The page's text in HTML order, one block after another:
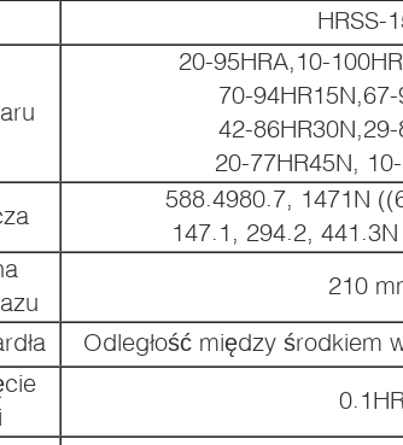
HRSS-
20-95HRA,10-
70-
42-86HR30N,29-
20-77HR45N,
588.4980.7, 1471N
147.1, 294.2,
210
Odległość między środkiem
0.1HR